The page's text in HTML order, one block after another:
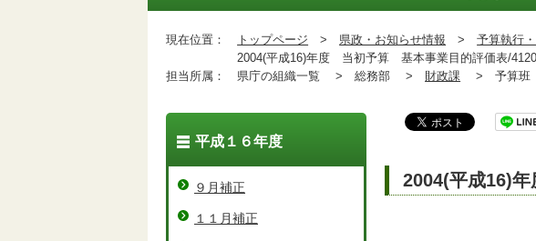
トップペ
現在位置： トップページ > 県政・お知らせ情報 > 予算執行
2004(平成16)年度 当初予算 基本事業目的評価表/
担当所属：
県庁の組織一覧 > 総務部 > 財政課 > 予算班
2004(平成16)
平成１６年度
９月補正
１１月補正